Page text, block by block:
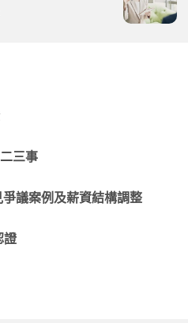
三事
議案例及薪資結構調整
證